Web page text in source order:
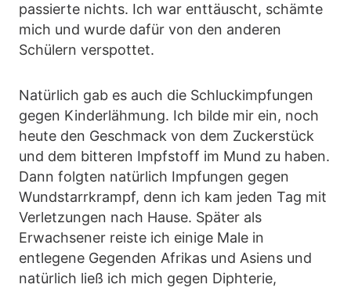
passierte nichts. Ich war enttäuscht, schämte
mich und wurde dafür von den anderen
Schülern verspottet.
Natürlich gab es auch die Schluckimpfungen
gegen Kinderlähmung. Ich bilde mir ein, noch
heute den Geschmack von dem Zuckerstück
und dem bitteren Impfstoff im Mund zu haben.
Dann folgten natürlich Impfungen gegen
Wundstarrkrampf, denn ich kam jeden Tag mit
Verletzungen nach Hause. Später als
Erwachsener reiste ich einige Male in
entlegene Gegenden Afrikas und Asiens und
natürlich ließ ich mich gegen Diphterie,